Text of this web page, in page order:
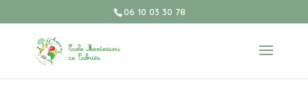
06 10 03 30 78